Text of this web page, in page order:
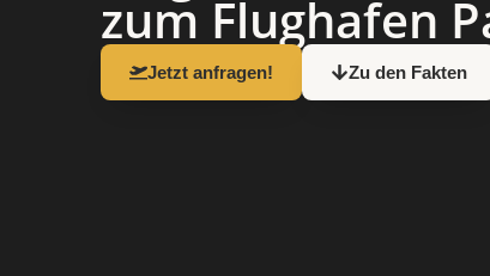
zum Flughafen
Jetzt anfragen! Zu den Fakten